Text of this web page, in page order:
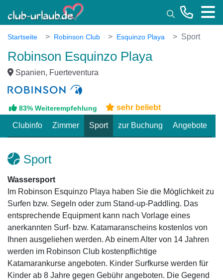
Startseite Robinson Club Esquinzo Playa Sport
Robinson Esquinzo Playa
Spanien, Fuerteventura
83% Weiterempfehlung sehr beliebt
Clubinfo Zimmer Sport zur Buchung Angebote
Sport
Wassersport
Im Robinson Esquinzo Playa haben Sie die Möglichkeit zu
Surfen bzw. Segeln oder zum Stand-up-Paddling. Das
entsprechende Equipment kann nach Vorlage eines
anerkannten Surf- bzw. Katamaranscheins kostenlos von
Ihnen ausgeliehen werden. Ab einem Alter von 14 Jahren
werden im Robinson Club kostenpflichtige
Katamarankurse angeboten. Kinder Surfkurse werden für
Kinder ab 8 Jahre gegen Gebühr angeboten. Die Gegend